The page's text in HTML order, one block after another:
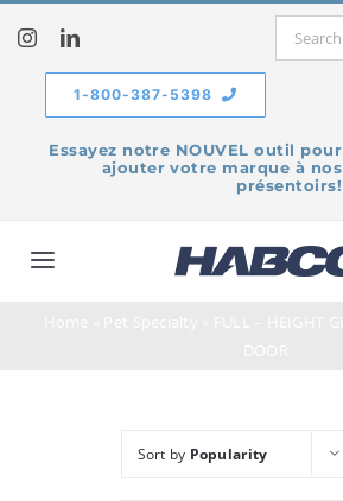
content
Search
Essayez notre NOUVEL outil pour
ajouter votre marque à nos
présentoirs!
1-800-387-5398
Toggle
Sort by Popularity